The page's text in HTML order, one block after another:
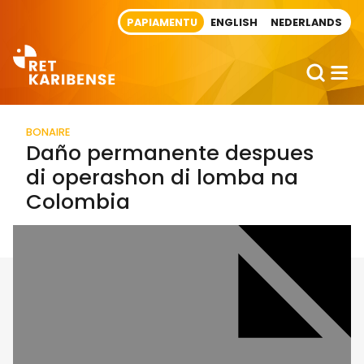
PAPIAMENTU ENGLISH NEDERLANDS
BONAIRE
Daño permanente despues
di operashon di lomba na
Colombia